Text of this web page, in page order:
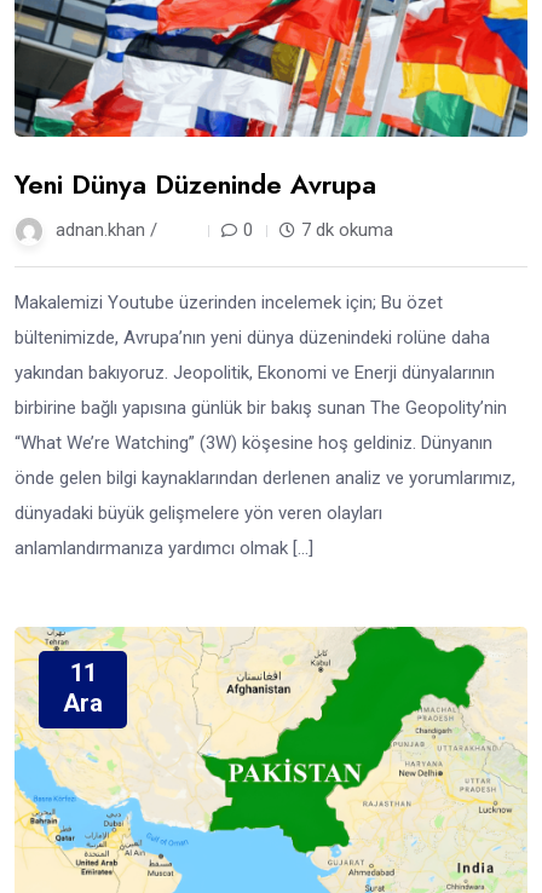
Yeni Dünya Düzeninde Avrupa
adnan.khan / 0 7 dk okuma
Makalemizi Youtube üzerinden incelemek için; Bu özet
bültenimizde, Avrupa’nın yeni dünya düzenindeki rolüne daha
yakından bakıyoruz. Jeopolitik, Ekonomi ve Enerji dünyalarının
birbirine bağlı yapısına günlük bir bakış sunan The Geopolity’nin
“What We’re Watching” (3W) köşesine hoş geldiniz. Dünyanın
önde gelen bilgi kaynaklarından derlenen analiz ve yorumlarımız,
dünyadaki büyük gelişmelere yön veren olayları
anlamlandırmanıza yardımcı olmak […]
11
Ara